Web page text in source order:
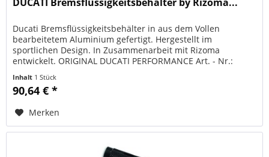
Ducati Bremsflüssigkeitsbehälter in aus dem Vollen
bearbeitetem Aluminium gefertigt. Hergestellt im
sportlichen Design. In Zusammenarbeit mit Rizoma
entwickelt. ORIGINAL DUCATI PERFORMANCE Art. - Nr.:
Inhalt 1 Stück
90,64 € *
Merken